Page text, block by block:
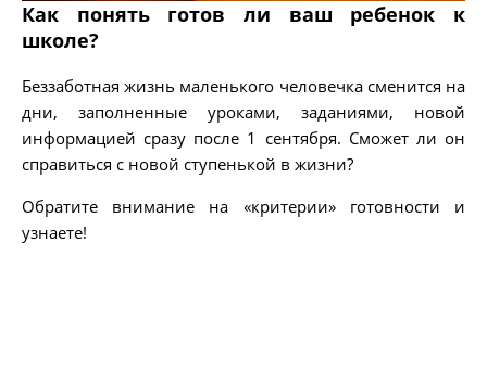
Как понять готов ли ваш ребенок к
школе?
Беззаботная жизнь маленького человечка сменится на
дни, заполненные уроками, заданиями, новой
информацией сразу после 1 сентября. Сможет ли он
справиться с новой ступенькой в жизни?
Обратите внимание на «критерии» готовности и
узнаете!